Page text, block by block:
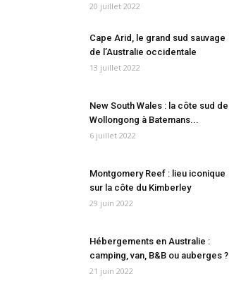
20 juillet 2022
Cape Arid, le grand sud sauvage
de l’Australie occidentale
13 juillet 2022
New South Wales : la côte sud de
Wollongong à Batemans...
6 juillet 2022
Montgomery Reef : lieu iconique
sur la côte du Kimberley
29 juin 2022
Hébergements en Australie :
camping, van, B&B ou auberges ?
21 juin 2022